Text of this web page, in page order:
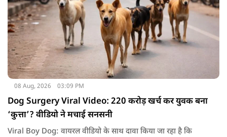
08 Aug, 2026 03:09 PM
Dog Surgery Viral Video: 220 करोड़ खर्च कर युवक बना
‘कुत्ता’? वीडियो ने मचाई सनसनी
Viral Boy Dog: वायरल वीडियो के साथ दावा किया जा रहा है कि